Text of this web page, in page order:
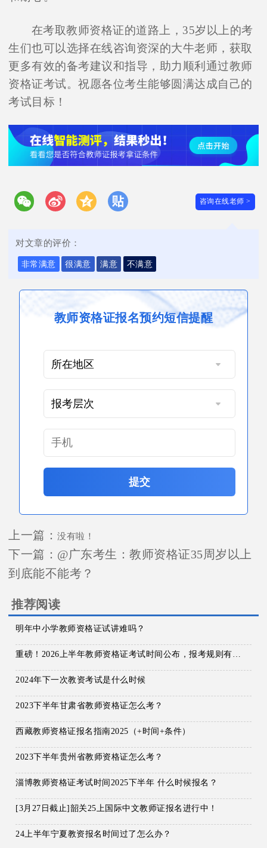
在考取教师资格证的道路上，35岁以上的考
生们也可以选择在线咨询资深的大牛老师，获取
更多有效的备考建议和指导，助力顺利通过教师
资格证考试。祝愿各位考生能够圆满达成自己的
考试目标！
咨询在线老师 >
对文章的评价：
非常满意 很满意 满意 不满意
教师资格证报名预约短信提醒
提交
上一篇：没有啦！
下一篇： @广东考生：教师资格证35周岁以上
到底能不能考？
推荐阅读
明年中小学教师资格证试讲难吗？
2024年下一次教资考试是什么时候
2023下半年甘肃省教师资格证怎么考？
西藏教师资格证报名指南2025（+时间+条件）
2023下半年贵州省教师资格证怎么考？
淄博教师资格证考试时间2025下半年 什么时候报名？
[3月27日截止]韶关25上国际中文教师证报名进行中！
24上半年宁夏教资报名时间过了怎么办？